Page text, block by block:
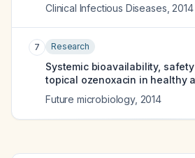
Clinical Infectious Diseases 2014
7 Research
Systemic bioavailability,
topical ozenoxacin in healthy
Future microbiology, 2014